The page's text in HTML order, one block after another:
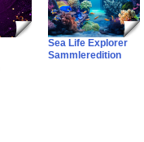
Sea Life Explorer
Sammleredition